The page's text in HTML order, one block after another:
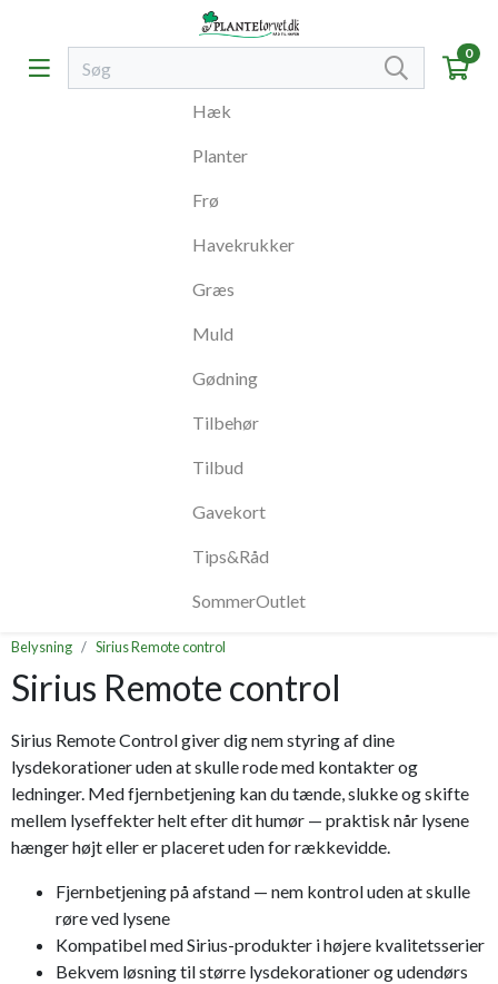
0
Hæk
Planter
Frø
Havekrukker
Græs
Muld
Gødning
Tilbehør
Tilbud
Gavekort
Tips&Råd
SommerOutlet
Belysning Sirius Remote control
Sirius Remote control
Sirius Remote Control giver dig nem styring af dine
lysdekorationer uden at skulle rode med kontakter og
ledninger. Med fjernbetjening kan du tænde, slukke og skifte
mellem lyseffekter helt efter dit humør — praktisk når lysene
hænger højt eller er placeret uden for rækkevidde.
Fjernbetjening på afstand — nem kontrol uden at skulle
røre ved lysene
Kompatibel med Sirius-produkter i højere kvalitetsserier
Bekvem løsning til større lysdekorationer og udendørs